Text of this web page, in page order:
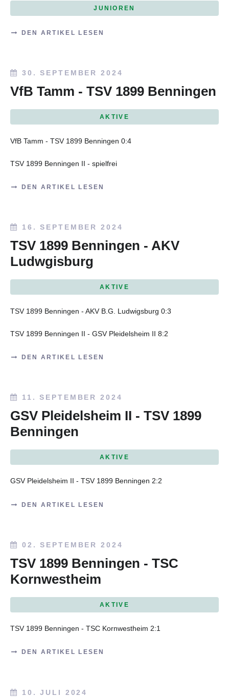
JUNIOREN
DEN ARTIKEL LESEN
30. SEPTEMBER 2024
VfB Tamm - TSV 1899 Benningen
AKTIVE
VfB Tamm - TSV 1899 Benningen 0:4
TSV 1899 Benningen II - spielfrei
DEN ARTIKEL LESEN
16. SEPTEMBER 2024
TSV 1899 Benningen - AKV
Ludwgisburg
AKTIVE
TSV 1899 Benningen - AKV B.G. Ludwigsburg 0:3
TSV 1899 Benningen II - GSV Pleidelsheim II 8:2
DEN ARTIKEL LESEN
11. SEPTEMBER 2024
GSV Pleidelsheim II - TSV 1899
Benningen
AKTIVE
GSV Pleidelsheim II - TSV 1899 Benningen 2:2
DEN ARTIKEL LESEN
02. SEPTEMBER 2024
TSV 1899 Benningen - TSC
Kornwestheim
AKTIVE
TSV 1899 Benningen - TSC Kornwestheim 2:1
DEN ARTIKEL LESEN
10. JULI 2024